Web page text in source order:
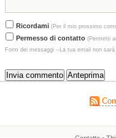
Ricordami (Per il mio prossimo
Permesso di contatto (Permetti
Form dei messaggi --La tua email non